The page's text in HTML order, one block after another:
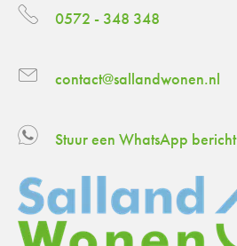
0572 - 348 348
contact@sallandwonen.nl
Stuur een WhatsApp bericht